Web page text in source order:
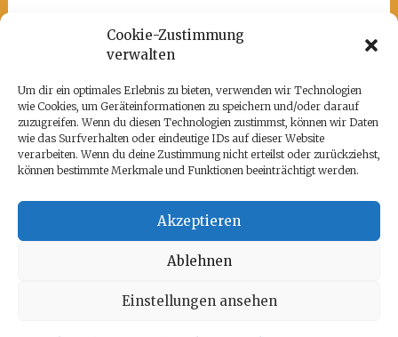
Cookie-Zustimmung
verwalten
Um dir ein optimales Erlebnis zu bieten, verwenden wir Technologien
wie Cookies, um Geräteinformationen zu speichern und/oder darauf
zuzugreifen. Wenn du diesen Technologien zustimmst, können wir Daten
wie das Surfverhalten oder eindeutige IDs auf dieser Website
verarbeiten. Wenn du deine Zustimmung nicht erteilst oder zurückziehst,
können bestimmte Merkmale und Funktionen beeinträchtigt werden.
Akzeptieren
Ablehnen
Einstellungen ansehen
Unsere Partner
Hier befindet sich das kulturell-kreative und
künstlerische ♥️von Potsdam:www.rz-
Copyright © 2026kimages Training+Kunst+Coaching